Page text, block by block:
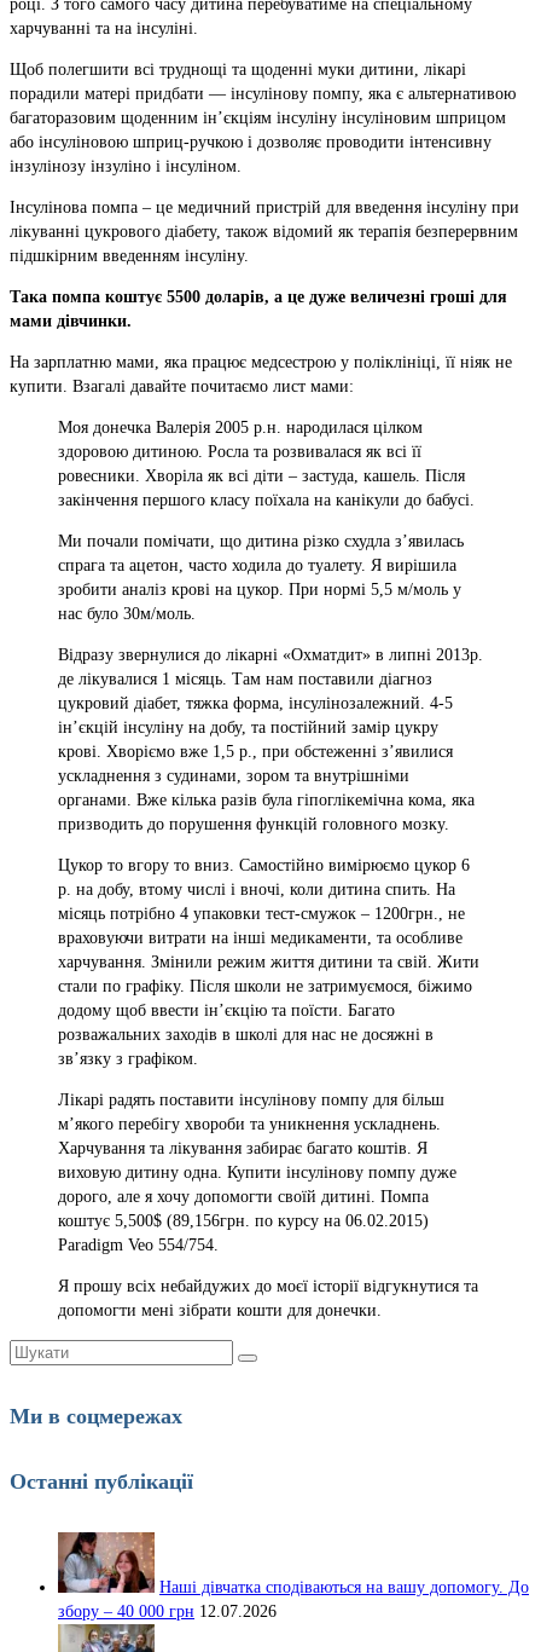
році. З того самого часу дитина перебуватиме на спеціальному
харчуванні та на інсуліні.
Щоб полегшити всі труднощі та щоденні муки дитини, лікарі
порадили матері придбати — інсулінову помпу, яка є альтернативою
багаторазовим щоденним ін’єкціям інсуліну інсуліновим шприцом
або інсуліновою шприц-ручкою і дозволяє проводити інтенсивну
інзулінозу інзуліно і інсуліном.
Інсулінова помпа – це медичний пристрій для введення інсуліну при
лікуванні цукрового діабету, також відомий як терапія безперервним
підшкірним введенням інсуліну.
Така помпа коштує 5500 доларів, а це дуже величезні гроші для
мами дівчинки.
На зарплатню мами, яка працює медсестрою у поліклініці, її ніяк не
купити. Взагалі давайте почитаємо лист мами:
Моя донечка Валерія 2005 р.н. народилася цілком
здоровою дитиною. Росла та розвивалася як всі її
ровесники. Хворіла як всі діти – застуда, кашель. Після
закінчення першого класу поїхала на канікули до бабусі.
Ми почали помічати, що дитина різко схудла з’явилась
спрага та ацетон, часто ходила до туалету. Я вирішила
зробити аналіз крові на цукор. При нормі 5,5 м/моль у
нас було 30м/моль.
Відразу звернулися до лікарні «Охматдит» в липні 2013р.
де лікувалися 1 місяць. Там нам поставили діагноз
цукровий діабет, тяжка форма, інсулінозалежний. 4-5
ін’єкцій інсуліну на добу, та постійний замір цукру
крові. Хворіємо вже 1,5 р., при обстеженні з’явилися
ускладнення з судинами, зором та внутрішніми
органами. Вже кілька разів була гіпоглікемічна кома, яка
призводить до порушення функцій головного мозку.
Цукор то вгору то вниз. Самостійно вимірюємо цукор 6
р. на добу, втому числі і вночі, коли дитина спить. На
місяць потрібно 4 упаковки тест-смужок – 1200грн., не
враховуючи витрати на інші медикаменти, та особливе
харчування. Змінили режим життя дитини та свій. Жити
стали по графіку. Після школи не затримуємося, біжимо
додому щоб ввести ін’єкцію та поїсти. Багато
розважальних заходів в школі для нас не досяжні в
зв’язку з графіком.
Лікарі радять поставити інсулінову помпу для більш
м’якого перебігу хвороби та уникнення ускладнень.
Харчування та лікування забирає багато коштів. Я
виховую дитину одна. Купити інсулінову помпу дуже
дорого, але я хочу допомогти своїй дитині. Помпа
коштує 5,500$ (89,156грн. по курсу на 06.02.2015)
Paradigm Veo 554/754.
Я прошу всіх небайдужих до моєї історії відгукнутися та
допомогти мені зібрати кошти для донечки.
Шукати:
Ми в соцмережах
Останні публікації
Наші дівчатка сподіваються на вашу допомогу. До
збору – 40 000 грн 12.07.2026